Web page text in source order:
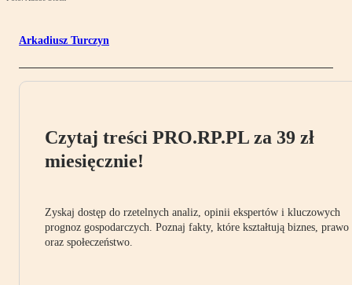
Arkadiusz Turczyn
Czytaj treści PRO.RP.PL za 39 zł
miesięcznie!
Zyskaj dostęp do rzetelnych analiz, opinii ekspertów i kluczowych
prognoz gospodarczych. Poznaj fakty, które kształtują biznes, prawo
oraz społeczeństwo.